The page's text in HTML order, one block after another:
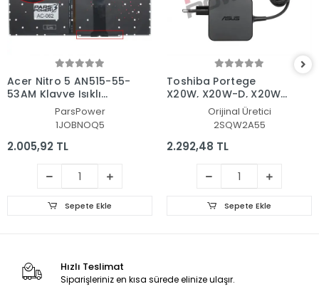
Acer Nitro 5 AN515-55-
53AM Klavye Işıklı
(Siyah TR)ParsPower
1JOBNOQ5
2.005,92 TL
Sepete Ekle
Toshiba Portege
X20W, X20W-D, X20W-
E Adaptör Şarj Aleti-
Orijinal Üretici
2SQW2A55
2.292,48 TL
Sepete Ekle
Hızlı Teslimat
Siparişleriniz en kısa sürede elinize ulaşır.